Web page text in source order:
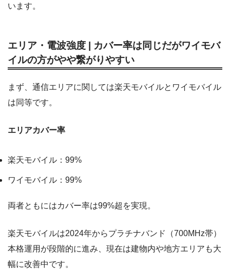
います。
エリア・電波強度 | カバー率は同じだがワイモバ
イルの方がやや繋がりやすい
まず、通信エリアに関しては楽天モバイルとワイモバイル
は同等です。
エリアカバー率
楽天モバイル：99%
ワイモバイル：99%
両者ともにはカバー率は99%超を実現。
楽天モバイルは2024年からプラチナバンド（700MHz帯）
本格運用が段階的に進み、現在は建物内や地方エリアも大
幅に改善中です。